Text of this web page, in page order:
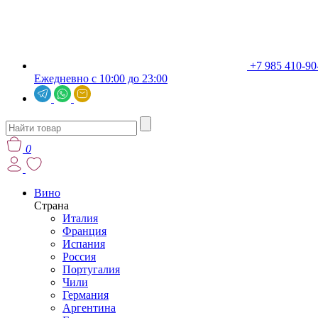
+7 985 410-
Ежедневно с 10:00 до 23:00
0
Вино
Страна
Италия
Франция
Испания
Россия
Португалия
Чили
Германия
Аргентина